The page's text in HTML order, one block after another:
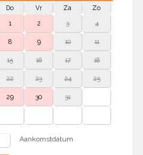
Do Vr Za Zo
1 2 3 4
8 9 10 11
15 16 17 18
22 23 24 25
29 30 31
Aankomstdatum